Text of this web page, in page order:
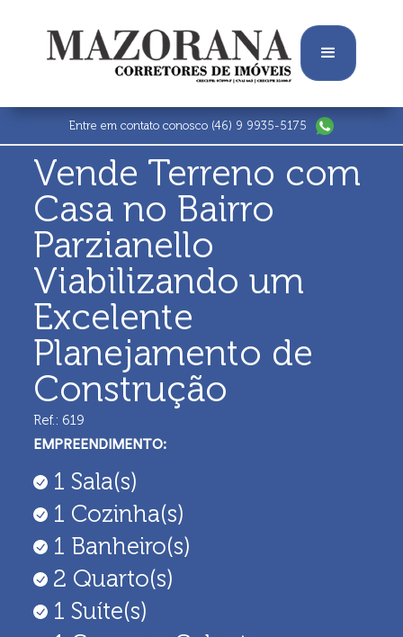
Entre em contato conosco (46) 9 9935-5175
Vende Terreno com
Casa no Bairro
Parzianello
Viabilizando um
Excelente
Planejamento de
Construção
Ref.: 619
EMPREENDIMENTO:
1 Sala(s)
1 Cozinha(s)
1 Banheiro(s)
2 Quarto(s)
1 Suíte(s)